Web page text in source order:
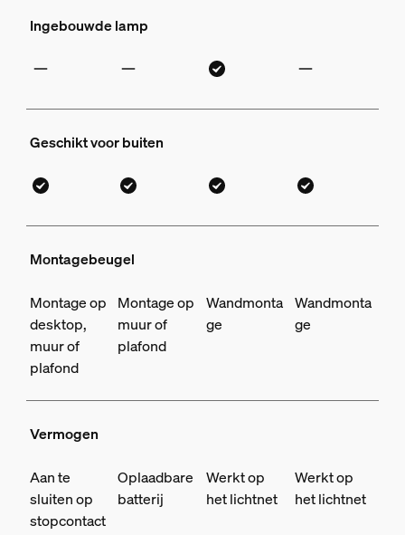
Ingebouwde lamp
Geschikt voor buiten
Montagebeugel
Montage op
desktop,
muur of
plafond
Montage op
muur of
plafond
Wandmonta
ge
Wandmonta
ge
Vermogen
Aan te
sluiten op
stopcontact
Oplaadbare
batterij
Werkt op
het lichtnet
Werkt op
het lichtnet